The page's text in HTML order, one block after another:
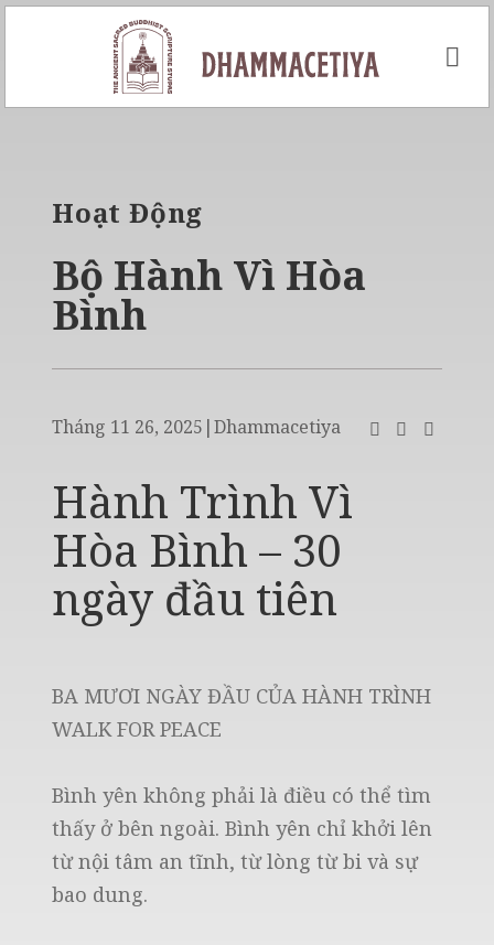
Skip
Hoạt Động
Bộ Hành Vì Hòa
Bình
Tháng 11 26, 2025 |Dhammacetiya
Hành Trình Vì
Hòa Bình – 30
ngày đầu tiên
BA MƯƠI NGÀY ĐẦU CỦA HÀNH TRÌNH
WALK FOR PEACE
Bình yên không phải là điều có thể tìm
thấy ở bên ngoài. Bình yên chỉ khởi lên
từ nội tâm an tĩnh, từ lòng từ bi và sự
bao dung.